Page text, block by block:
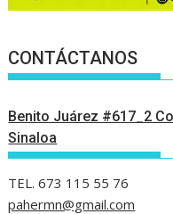
CONTÁCTANOS
Benito Juárez #617_2
Sinaloa
TEL. 673 115 55 76
pahermn@gmail.com